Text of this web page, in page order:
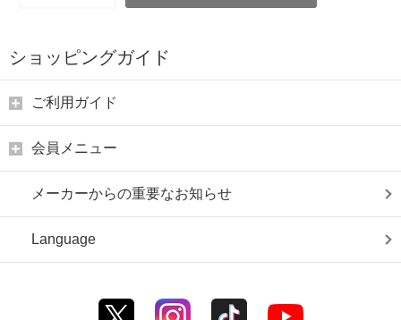
ショッピングガイド
ご利用ガイド
会員メニュー
メーカーからの重要なお知らせ
Language